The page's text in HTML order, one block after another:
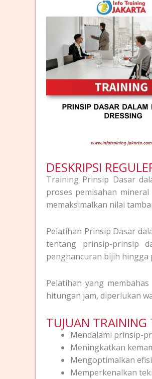
DESKRIPSI
Training Prinsip Dasar
proses pemisahan
memaksimalkan nilai
Pelatihan Prinsip Dasar
tentang prinsip-prinsip
penghancuran bijih hingga
Pelatihan yang
hitungan jam, diperlukan
TUJUAN TRAINING
Mendalami prinsip-
Meningkatkan
Mengoptimalkan
Memperkenalkan